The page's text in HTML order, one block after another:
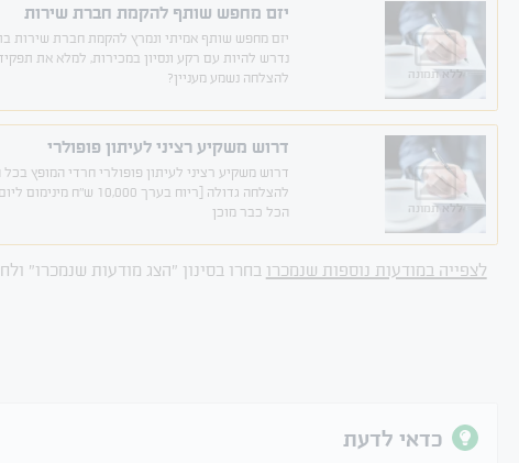
ללא תמונה
יזם מחפש שותף להקמת חברת שירות
יזם מחפש שותף אמיתי ונמרץ להקמת חברת שירות
נדרש להיות עם רקע ונסיון במכירות, למלא את
להצלחה נשמע מעניין?
ללא תמונה
דרוש משקיע רציני לעיתון פופולרי
דרוש משקיע רציני לעיתון פופולרי חרדי המופץ
להצלחה גדולה [ריוח
הכל כבר מוכן
לצפייה במודעות נוספות שנמכרו בחרו בסינון "הצג מודעות שנמכרו"
כדאי לדעת